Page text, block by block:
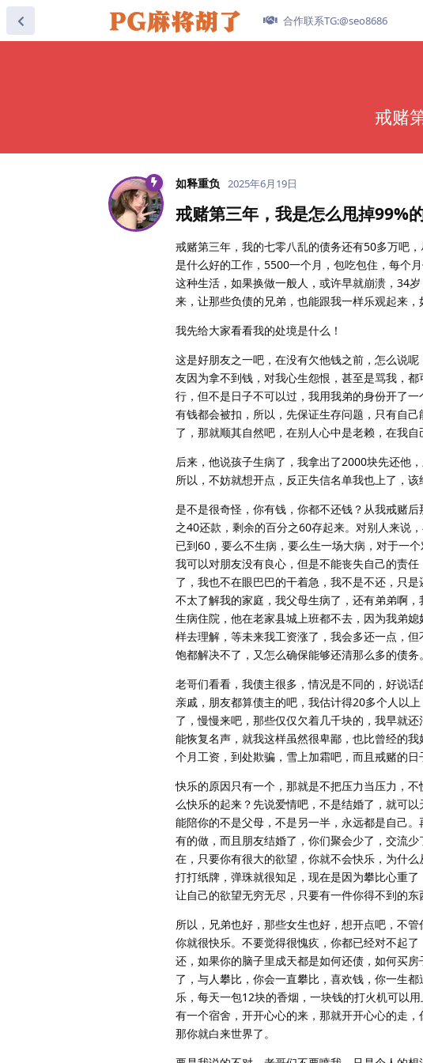
合作联系TG:@seo8686
戒赌
如释重负 2025年6月19日
戒赌第三年，我是怎么甩掉99%
戒赌第三年，我的七零八乱的债务还有50多万吧
是什么好的工作，5500一个月，包吃包住，每个
这种生活，如果换做一般人，或许早就崩溃，34
来，让那些负债的兄弟，也能跟我一样乐观起来，
我先给大家看看我的处境是什么！
这是好朋友之一吧，在没有欠他钱之前，怎么说
友因为拿不到钱，对我心生怨恨，甚至是骂我，
行，但不是日子不可以过，我用我弟的身份开了
有钱都会被扣，所以，先保证生存问题，只有自
了，那就顺其自然吧，在别人心中是老赖，在我
后来，他说孩子生病了，我拿出了2000块先还他
所以，不妨就想开点，反正失信名单我也上了，该
是不是很奇怪，你有钱，你都不还钱？从我戒赌
之40还款，剩余的百分之60存起来。对别人来说
已到60，要么不生病，要么生一场大病，对于一
我可以对朋友没有良心，但是不能丧失自己的责
了，我也不在眼巴巴的干着急，我不是不还，只
不太了解我的家庭，我父母生病了，还有弟弟啊
生病住院，他在老家县城上班都不去，因为我弟
样去理解，等未来我工资涨了，我会多还一点，
饱都解决不了，又怎么确保能够还清那么多的债务。
老哥们看看，我债主很多，情况是不同的，好说
亲戚，朋友都算债主的吧，我估计得20多个人以
了，慢慢来吧，那些仅仅欠着几千块的，我早就
能恢复名声，就我这样虽然很卑鄙，也比曾经的
个月工资，到处欺骗，雪上加霜吧，而且戒赌的
快乐的原因只有一个，那就是不把压力当压力，
么快乐的起来？先说爱情吧，不是结婚了，就可
能陪你的不是父母，不是另一半，永远都是自己
有的做，而且朋友结婚了，你们聚会少了，交流
在，只要你有很大的欲望，你就不会快乐，为什
打打纸牌，弹珠就很知足，现在是因为攀比心重
让自己的欲望无穷无尽，只要有一件你得不到的东
所以，兄弟也好，那些女生也好，想开点吧，不
你就很快乐。不要觉得很愧疚，你都已经对不起
还，如果你的脑子里成天都是如何还债，如何买
了，与人攀比，你会一直攀比，喜欢钱，你一生
乐，每天一包12块的香烟，一块钱的打火机可以
有一个宿舍，开开心心的来，那就开开心心的走
那你就白来世界了。